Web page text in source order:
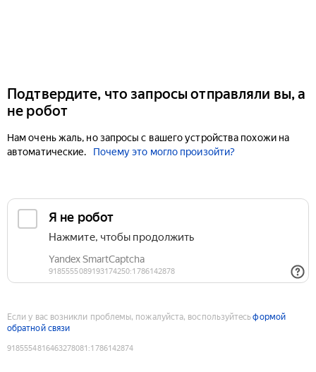
Подтвердите, что запросы отправляли вы, а
не робот
Нам очень жаль, но запросы с вашего устройства похожи на
автоматические.
Почему это могло произойти?
Если у вас возникли проблемы, пожалуйста, воспользуйтесьформой
обратной связи
9185554816463278081 :1786142874